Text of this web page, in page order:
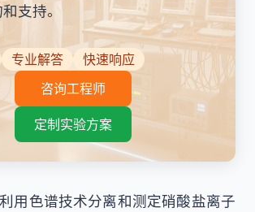
支持。
专业解答
快速响应
咨询工程师
定制实验方案
用色谱技术分离和测定硝酸盐离子